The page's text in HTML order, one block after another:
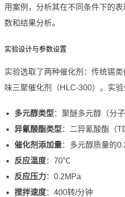
用案例，分析其在不同条件下的
数和结果分析。
实验设计与参数设置
实验选取了两种催化剂：传统锡
味三聚催化剂（HLC-300）。实验
多元醇类型 ：聚醚多元醇（分子
异氰酸酯类型 ：二异氰酸酯（
催化剂添加量：多元醇质量的
反应温度：70℃
反应压力：0.2MPa
搅拌速度：400转/分钟